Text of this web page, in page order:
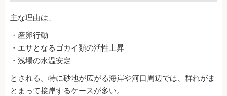
主な理由は、
・産卵行動
・エサとなるゴカイ類の活性上昇
・浅場の水温安定
とされる。特に砂地が広がる海岸や河口周辺では、群れがま
とまって接岸するケースが多い。